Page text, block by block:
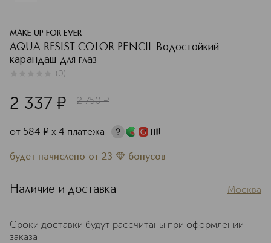
MAKE UP FOR EVER
AQUA RESIST COLOR PENCIL Водостойкий
карандаш для глаз
(0)
2 337 ¤ 2 750 ¤
от 584 ¤ х 4 платежа
будет начислено от 23 бонусов
Наличие и доставка Москва
Сроки доставки будут рассчитаны при оформлении
заказа